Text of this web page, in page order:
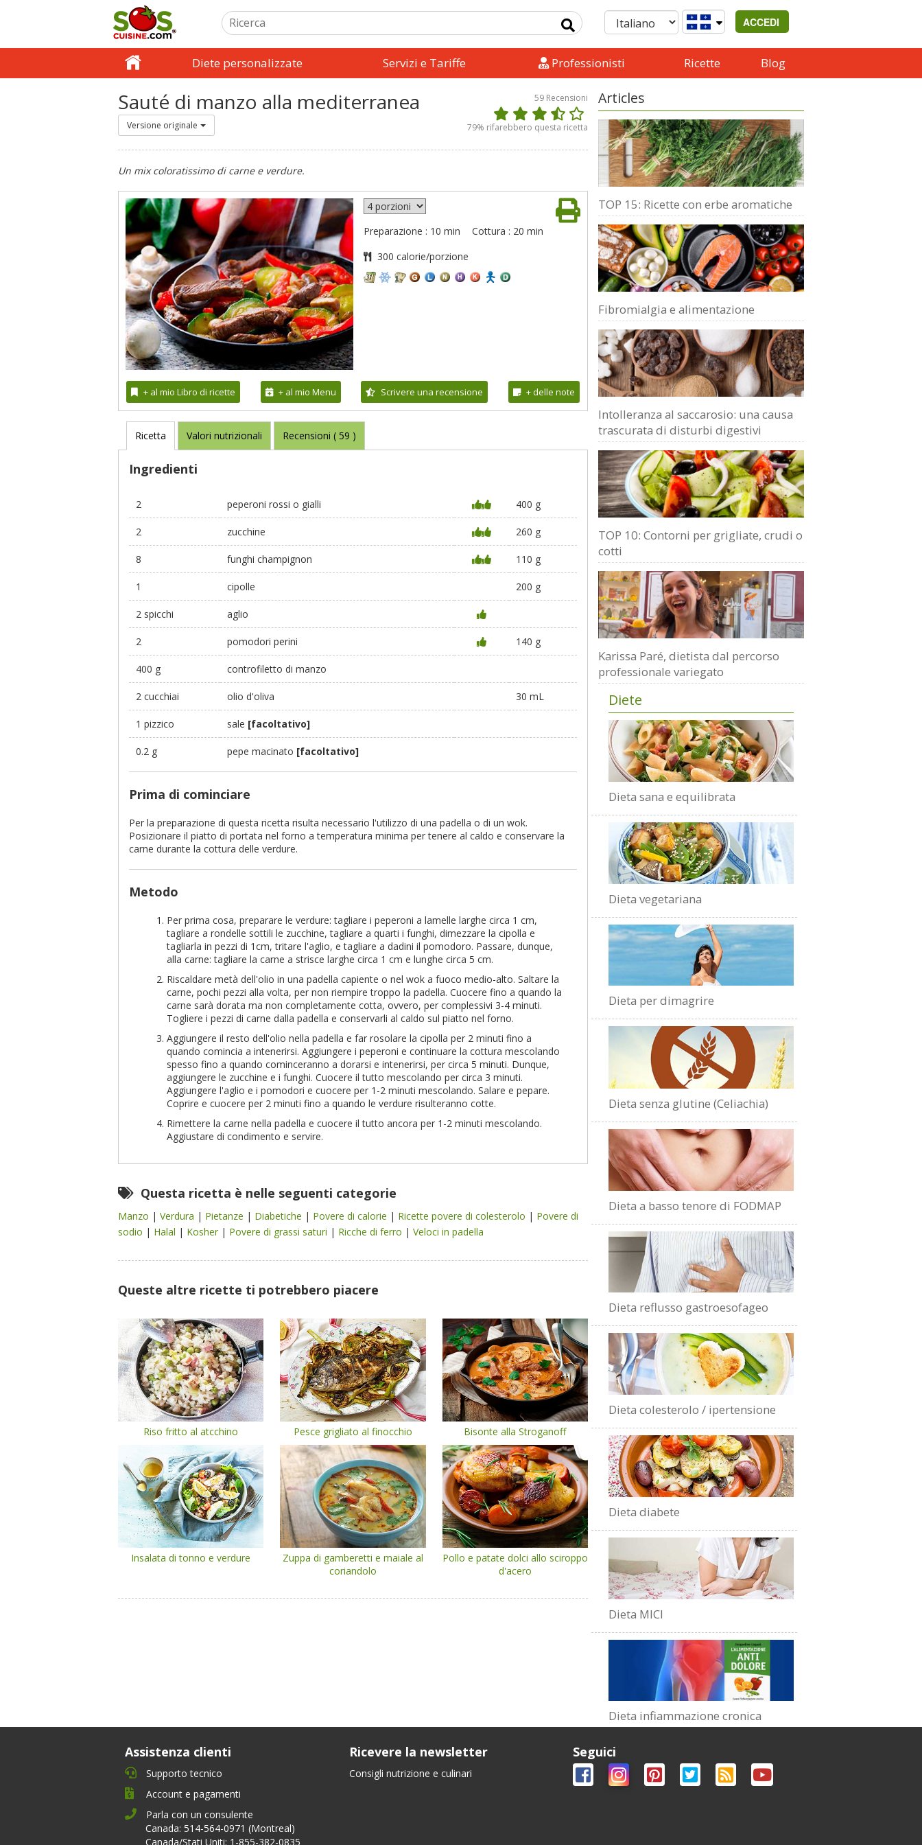
ACCEDI
Diete personalizzate Servizi e Tariffe Professionisti Ricette Blog
Sauté di manzo alla mediterranea
Versione originale
59 Recensioni
79% rifarebbero questa ricetta
Un mix coloratissimo di carne e verdure.
Preparazione : 10 min
Cottura : 20 min
300 calorie/porzione
+ al mio Libro di ricette + al mio Menu Scrivere una recensione + delle note
Ricetta Valori nutrizionali Recensioni ( 59 )
Ingredienti
2 peperoni rossi o gialli 400 g
2 zucchine 260 g
8 funghi champignon 110 g
1 cipolle 200 g
2 spicchi aglio
2 pomodori perini 140 g
400 g controfiletto di manzo
2 cucchiai olio d'oliva 30 mL
1 pizzico sale [facoltativo]
0.2 g pepe macinato [facoltativo]
Prima di cominciare
Per la preparazione di questa ricetta risulta necessario l'utilizzo di una padella o di un wok.
Posizionare il piatto di portata nel forno a temperatura minima per tenere al caldo e conservare la
carne durante la cottura delle verdure.
Metodo
Per prima cosa, preparare le verdure: tagliare i peperoni a lamelle larghe circa 1 cm,
tagliare a rondelle sottili le zucchine, tagliare a quarti i funghi, dimezzare la cipolla e
tagliarla in pezzi di 1cm, tritare l'aglio, e tagliare a dadini il pomodoro. Passare, dunque,
alla carne: tagliare la carne a strisce larghe circa 1 cm e lunghe circa 5 cm.
Riscaldare metà dell'olio in una padella capiente o nel wok a fuoco medio-alto. Saltare la
carne, pochi pezzi alla volta, per non riempire troppo la padella. Cuocere fino a quando la
carne sarà dorata ma non completamente cotta, ovvero, per complessivi 3-4 minuti.
Togliere i pezzi di carne dalla padella e conservarli al caldo sul piatto nel forno.
Aggiungere il resto dell'olio nella padella e far rosolare la cipolla per 2 minuti fino a
quando comincia a intenerirsi. Aggiungere i peperoni e continuare la cottura mescolando
spesso fino a quando cominceranno a dorarsi e intenerirsi, per circa 5 minuti. Dunque,
aggiungere le zucchine e i funghi. Cuocere il tutto mescolando per circa 3 minuti.
Aggiungere l'aglio e i pomodori e cuocere per 1-2 minuti mescolando. Salare e pepare.
Coprire e cuocere per 2 minuti fino a quando le verdure risulteranno cotte.
Rimettere la carne nella padella e cuocere il tutto ancora per 1-2 minuti mescolando.
Aggiustare di condimento e servire.
Questa ricetta è nelle seguenti categorie
Manzo | Verdura | Pietanze | Diabetiche | Povere di calorie | Ricette povere di colesterolo | Povere di
sodio | Halal | Kosher | Povere di grassi saturi | Ricche di ferro | Veloci in padella
Queste altre ricette ti potrebbero piacere
Riso fritto al atcchino Pesce grigliato al finocchio Bisonte alla Stroganoff
Insalata di tonno e verdure
Zuppa di gamberetti e maiale al
coriandolo
Pollo e patate dolci allo sciroppo
d'acero
Articles
TOP 15: Ricette con erbe aromatiche
Fibromialgia e alimentazione
Intolleranza al saccarosio: una causa
trascurata di disturbi digestivi
TOP 10: Contorni per grigliate, crudi o
cotti
Karissa Paré, dietista dal percorso
professionale variegato
Diete
Dieta sana e equilibrata
Dieta vegetariana
Dieta per dimagrire
Dieta senza glutine (Celiachia)
Dieta a basso tenore di FODMAP
Dieta reflusso gastroesofageo
Dieta colesterolo / ipertensione
Dieta diabete
Dieta MICI
Dieta infiammazione cronica
Assistenza clienti
Supporto tecnico
Account e pagamenti
Parla con un consulente
Canada: 514-564-0971 (Montreal)
Canada/Stati Uniti: 1-855-382-0835
Ricevere la newsletter
Consigli nutrizione e culinari
Seguici